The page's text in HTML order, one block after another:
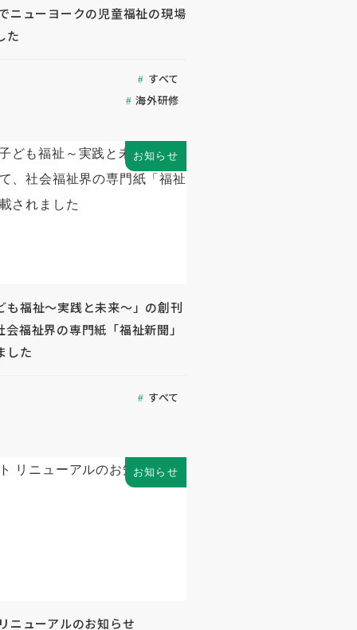
ニューヨークの児童福祉の現場
た
すべて
海外研修
お知らせ
も福祉～実践と未来～」の創刊
会福祉界の専門紙「福祉新聞」
した
すべて
お知らせ
ニューアルのお知らせ